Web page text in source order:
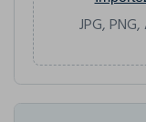
JPG,